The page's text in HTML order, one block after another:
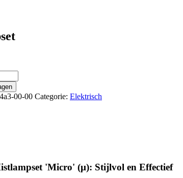
00-00 Categorie: Elektrisch
'Micro' (µ): Stijlvol en Effectief